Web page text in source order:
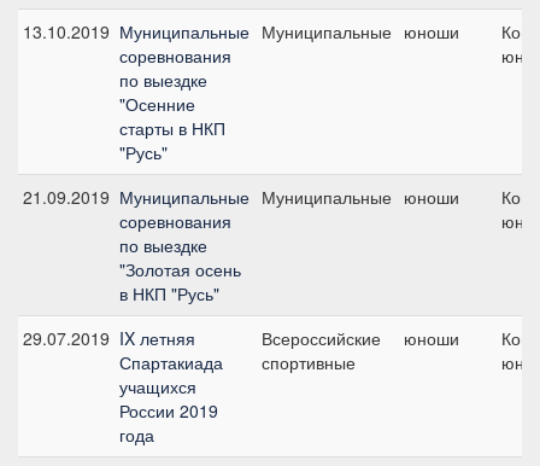
13.10.2019 Муниципальные
соревнования
по выездке
"Осенние
старты в НКП
"Русь"
Муниципальные юноши
21.09.2019 Муниципальные
соревнования
по выездке
"Золотая осень
в НКП "Русь"
Муниципальные юноши
29.07.2019 IX летняя
Спартакиада
учащихся
России 2019
года
Всероссийские
спортивные
юноши